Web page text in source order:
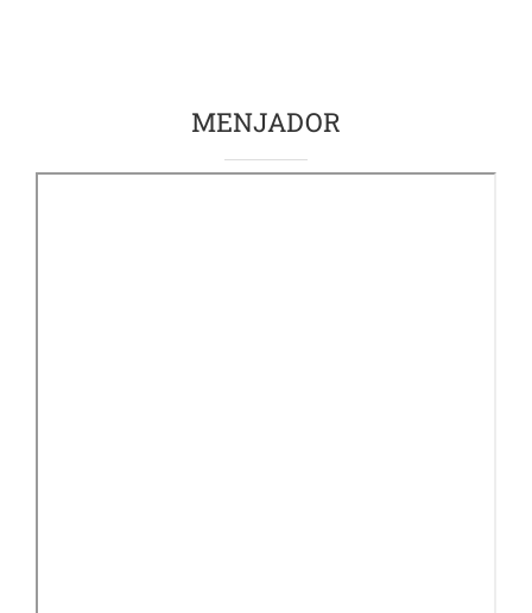
MENJADOR